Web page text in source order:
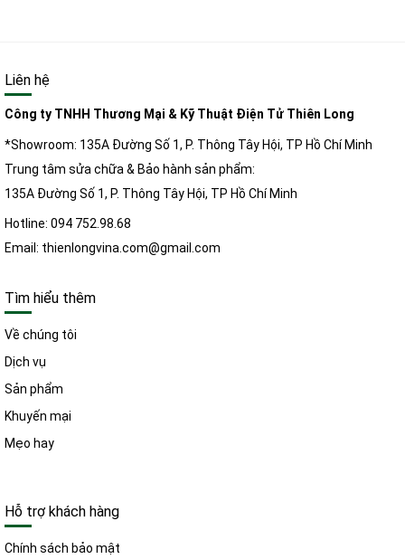
Liên hệ
Công ty TNHH Thương Mại & Kỹ Thuật Điện Tử Thiên Long
*Showroom: 135A Đường Số 1, P. Thông Tây Hội, TP Hồ Chí Minh
Trung tâm sửa chữa & Bảo hành sản phẩm:
135A Đường Số 1, P. Thông Tây Hội, TP Hồ Chí Minh
Hotline: 094 752.98.68
Email: thienlongvina.com@gmail.com
Tìm hiểu thêm
Về chúng tôi
Dịch vụ
Sản phẩm
Khuyến mại
Mẹo hay
Hỗ trợ khách hàng
Chính sách bảo mật